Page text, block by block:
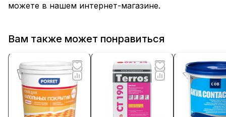
можете в нашем интернет-магазине.
Вам также может понравиться